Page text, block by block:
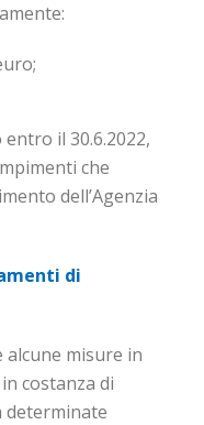
il 30.6.2022,
che
dell’Agenzia
di
alcune misure in
costanza di
determinate